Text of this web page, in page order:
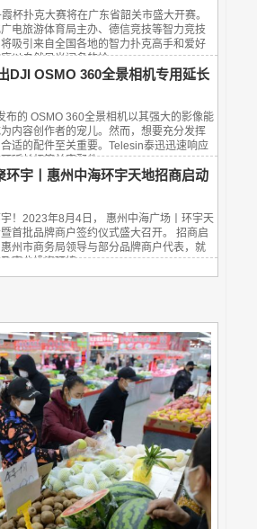
杯扑克大赛将在广东省韶关市盛大开赛。
电旅游体育局主办、德信竞技等智力竞技
吸引来自全国各地的智力扑克高手和爱好
以自然风光闻名的岭...
DJI OSMO 360全景相机专用延长
布的 OSMO 360全景相机以其强大的影像能
内容创作者的宠儿。然而，想要充分发挥
适的配件至关重要。Telesin泰迅迅速响应
延长杆等兼容配件...
环宇丨惠州中海环宇天地招商启动
！2023年8月4日， 惠州中海广场丨环宇天
首批品牌商户签约仪式盛大召开。 招商启
州市商务局领导与部分品牌商户代表，就
商业投资环境...